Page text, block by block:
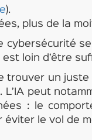
).
plus de la
cybersécurité
loin d’être
trouver un
peut
: le
éviter le vol de